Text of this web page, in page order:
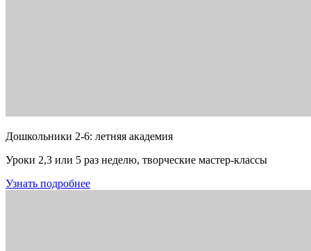
Дошкольники 2-6: летняя академия
Уроки 2,3 или 5 раз неделю, творческие мастер-классы
Узнать подробнее